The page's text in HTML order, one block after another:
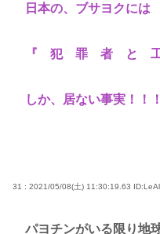
日本の、ブサヨクには
『 犯 罪 者 と
しか、居ない事実！！
31 : 2021/05/08(土) 11:30:19.63
パヨチンがいる限り地